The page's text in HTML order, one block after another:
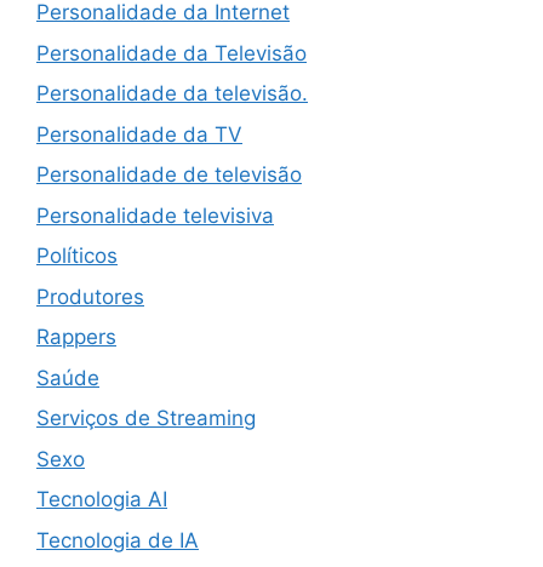
Personalidade da Internet
Personalidade da Televisão
Personalidade da televisão.
Personalidade da TV
Personalidade de televisão
Personalidade televisiva
Políticos
Produtores
Rappers
Saúde
Serviços de Streaming
Sexo
Tecnologia AI
Tecnologia de IA